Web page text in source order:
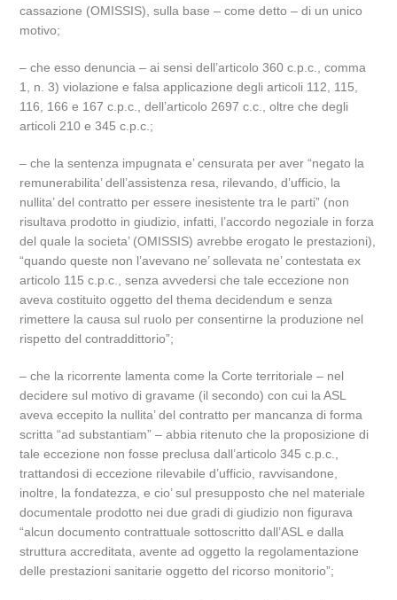
cassazione (OMISSIS), sulla base – come detto – di un unico
motivo;
– che esso denuncia – ai sensi dell’articolo 360 c.p.c., comma
1, n. 3) violazione e falsa applicazione degli articoli 112, 115,
116, 166 e 167 c.p.c., dell’articolo 2697 c.c., oltre che degli
articoli 210 e 345 c.p.c.;
– che la sentenza impugnata e’ censurata per aver “negato la
remunerabilita’ dell’assistenza resa, rilevando, d’ufficio, la
nullita’ del contratto per essere inesistente tra le parti” (non
risultava prodotto in giudizio, infatti, l’accordo negoziale in forza
del quale la societa’ (OMISSIS) avrebbe erogato le prestazioni),
“quando queste non l’avevano ne’ sollevata ne’ contestata ex
articolo 115 c.p.c., senza avvedersi che tale eccezione non
aveva costituito oggetto del thema decidendum e senza
rimettere la causa sul ruolo per consentirne la produzione nel
rispetto del contraddittorio”;
– che la ricorrente lamenta come la Corte territoriale – nel
decidere sul motivo di gravame (il secondo) con cui la ASL
aveva eccepito la nullita’ del contratto per mancanza di forma
scritta “ad substantiam” – abbia ritenuto che la proposizione di
tale eccezione non fosse preclusa dall’articolo 345 c.p.c.,
trattandosi di eccezione rilevabile d’ufficio, ravvisandone,
inoltre, la fondatezza, e cio’ sul presupposto che nel materiale
documentale prodotto nei due gradi di giudizio non figurava
“alcun documento contrattuale sottoscritto dall’ASL e dalla
struttura accreditata, avente ad oggetto la regolamentazione
delle prestazioni sanitarie oggetto del ricorso monitorio”;